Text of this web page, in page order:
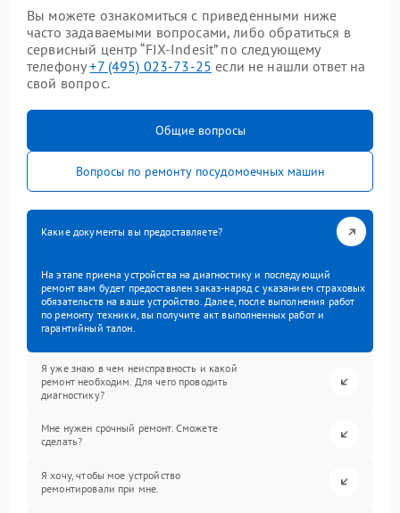
Вы можете ознакомиться с приведенными ниже
часто задаваемыми вопросами, либо обратиться в
сервисный центр “FIX-Indesit” по следующему
телефону+7 (495) 023-73-25 если не нашли ответ на
свой вопрос.
Общие вопросы
Вопросы по ремонту посудомоечных машин
Какие документы вы предоставляете?
На этапе приема устройства на диагностику и последующий
ремонт вам будет предоставлен заказ-наряд с указанием страховых
обязательств на ваше устройство. Далее, после выполнения работ
по ремонту техники, вы получите акт выполненных работ и
гарантийный талон.
Я уже знаю в чем неисправность и какой
ремонт необходим. Для чего проводить
диагностику?
Мне нужен срочный ремонт. Сможете
сделать?
Я хочу, чтобы мое устройство
ремонтировали при мне.